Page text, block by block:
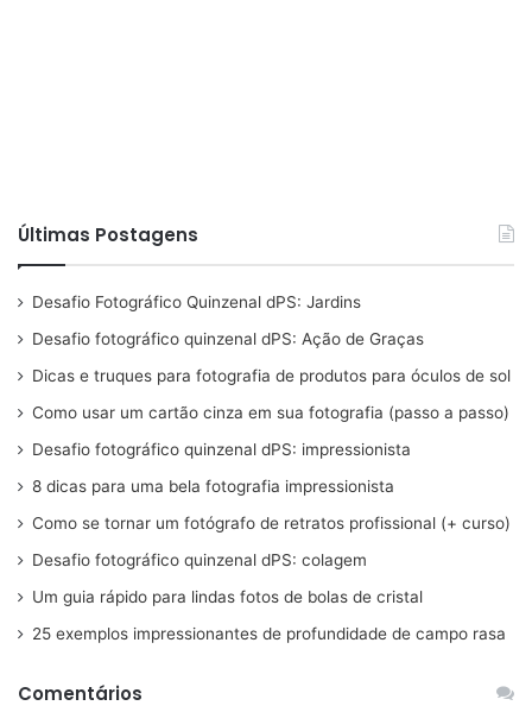
Últimas Postagens
Desafio Fotográfico Quinzenal dPS: Jardins
Desafio fotográfico quinzenal dPS: Ação de Graças
Dicas e truques para fotografia de produtos para óculos de sol
Como usar um cartão cinza em sua fotografia (passo a passo)
Desafio fotográfico quinzenal dPS: impressionista
8 dicas para uma bela fotografia impressionista
Como se tornar um fotógrafo de retratos profissional (+ curso)
Desafio fotográfico quinzenal dPS: colagem
Um guia rápido para lindas fotos de bolas de cristal
25 exemplos impressionantes de profundidade de campo rasa
Comentários